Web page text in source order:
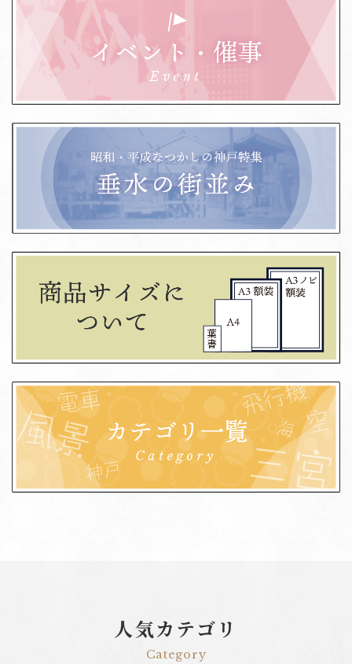
人気カテゴリ
Category